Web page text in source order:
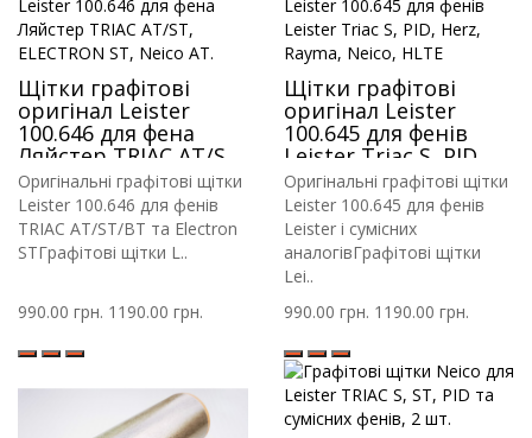
Щітки графітові
оригінал Leister
100.646 для фена
Ляйстер TRIAC AT/ST,
ELECTRON ST, Neico
AT.
Оригінальні графітові щітки
Leister 100.646 для фенів
TRIAC AT/ST/BT та Electron
STГрафітові щітки L..
990.00 грн. 1190.00 грн.
Щітки графітові
оригінал Leister
100.645 для фенів
Leister Triac S, PID,
Herz, Rayma, Neico,
HLTE
Оригінальні графітові щітки
Leister 100.645 для фенів
Leister і сумісних
аналогівГрафітові щітки
Lei..
990.00 грн. 1190.00 грн.